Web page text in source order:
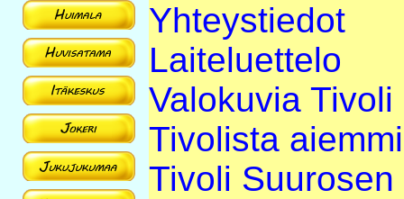
Yhteystiedot
Laiteluettelo
Valokuvia
Tivolista
Tivoli